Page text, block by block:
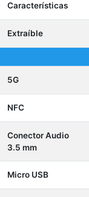
Características
Extraíble
5G
NFC
Conector Audio
3.5 mm
Micro USB